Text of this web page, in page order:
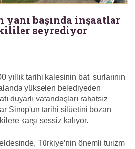
yanı başında inşaatlar
seyrediyor
yıllık tarihi kalesinin batı surlarının
yükselen belediyeden
duyarlı vatandaşları rahatsız
Sinop'un tarihi silüetini bozan
karşı sessiz kalıyor.
Türkiye’nin önemli turizm